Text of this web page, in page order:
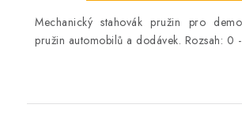
Mechanický stahovák pružin pro
pružin automobilů a dodávek. Rozsah: 0